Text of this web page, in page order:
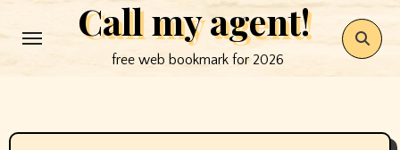
to
Call my agent!
free web bookmark for 2026